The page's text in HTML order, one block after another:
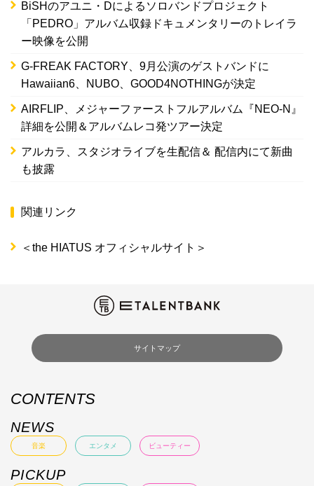
BiSHのアユニ・Dによるソロバンドプロジェクト
「PEDRO」アルバム収録ドキュメンタリーのトレイラ
ー映像を公開
G-FREAK FACTORY、9月公演のゲストバンドに
Hawaiian6、NUBO、GOOD4NOTHINGが決定
AIRFLIP、メジャーファーストフルアルバム『NEO-N』
詳細を公開＆アルバムレコ発ツアー決定
アルカラ、スタジオライブを生配信＆ 配信内にて新曲
も披露
関連リンク
＜the HIATUS オフィシャルサイト＞
サイトマップ
CONTENTS
NEWS
音楽 エンタメ ビューティー
PICKUP